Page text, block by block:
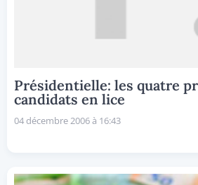
Présidentielle: les quatre
candidats en lice
04 décembre 2006 à 16:43